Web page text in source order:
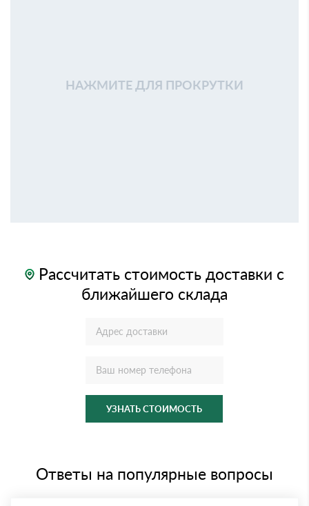
НАЖМИТЕ ДЛЯ ПРОКРУТКИ
Рассчитать стоимость доставки с
ближайшего склада
УЗНАТЬ СТОИМОСТЬ
Ответы на популярные вопросы